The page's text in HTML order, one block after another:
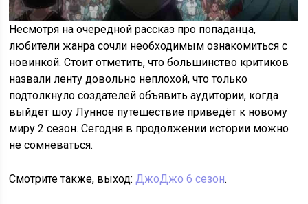
Несмотря на очередной рассказ про попаданца,
любители жанра сочли необходимым ознакомиться с
новинкой. Стоит отметить, что большинство критиков
назвали ленту довольно неплохой, что только
подтолкнуло создателей объявить аудитории, когда
выйдет шоу Лунное путешествие приведёт к новому
миру 2 сезон. Сегодня в продолжении истории можно
не сомневаться.
Смотрите также, выход:ДжоДжо 6 сезон.